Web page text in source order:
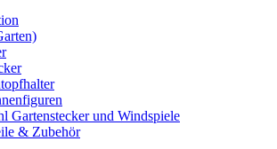
Gartenstecker und Windspiele
& Zubehör